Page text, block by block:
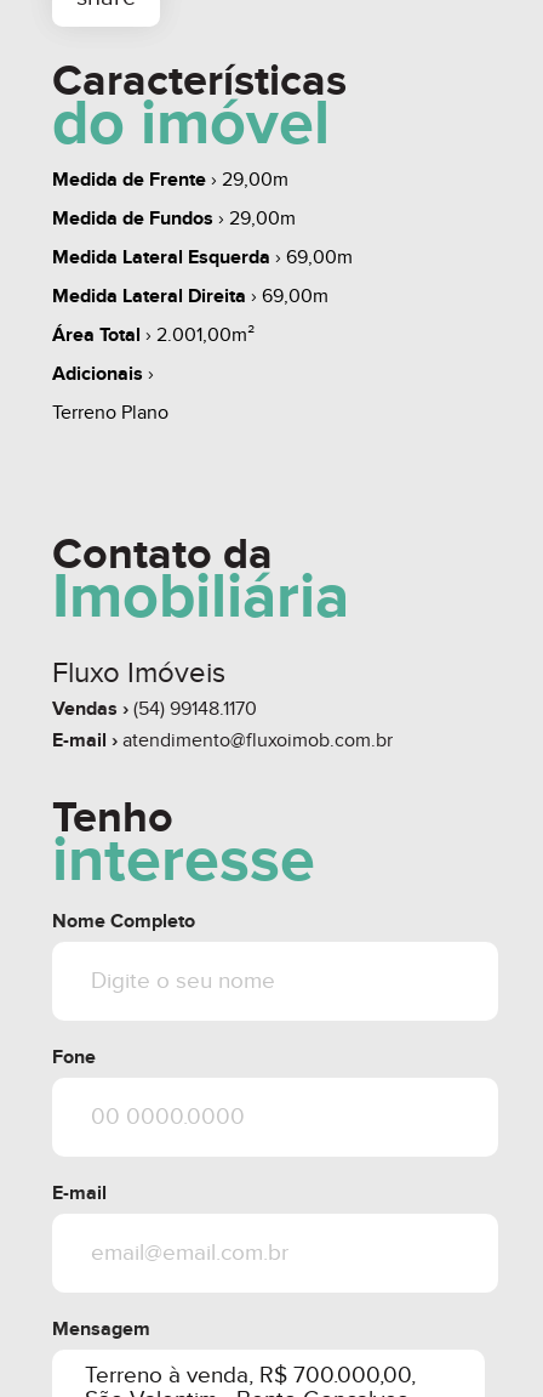
whats contate
share
Características
do imóvel
Medida de Frente› 29,00m
Medida de Fundos › 29,00m
Medida Lateral Esquerda › 69,00m
Medida Lateral Direita › 69,00m
Área Total › 2.001,00m²
Adicionais ›
Terreno Plano
Contato da
Imobiliária
Fluxo Imóveis
Vendas › (54) 99148.1170
E-mail › atendimento@fluxoimob.com.br
Tenho
interesse
Nome Completo
Fone
E-mail
Mensagem